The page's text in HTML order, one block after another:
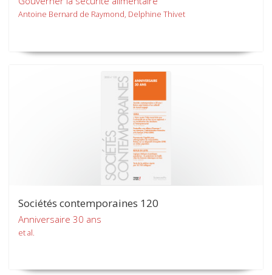
Antoine Bernard de Raymond, Delphine Thivet
Sociétés contemporaines 120
Anniversaire 30 ans
et al.